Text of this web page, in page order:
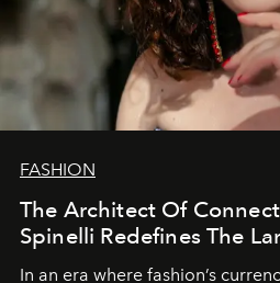
FASHION
The Architect Of
Spinelli Redefines The
In an era where fashion’s